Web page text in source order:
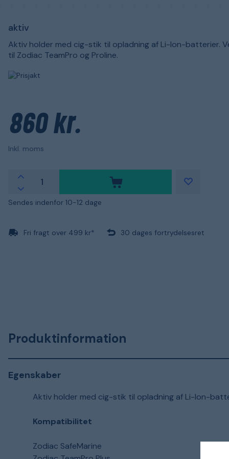
aktiv
Aktiv holder med cig-stik til opladning af Li-Ion-batterier.
til Zodiac TeamPro og Proline.
860 kr.
Inkl. moms
Sendes indenfor 10-12 dage
Fri fragt over 499 kr* 30 dages fortrydelsesret
Produktinformation
Egenskaber
Aktiv holder med cig-stik til opladning af Li-Ion-
Kompatibilitet
Zodiac SafeMarine